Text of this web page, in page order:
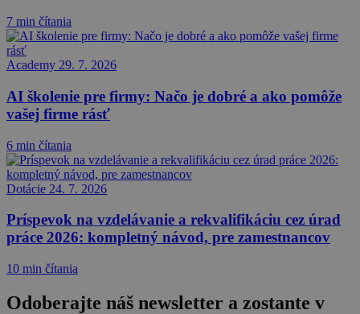
7 min čítania
Academy 29. 7. 2026
AI školenie pre firmy: Načo je dobré a ako pomôže
vašej firme rásť
6 min čítania
Dotácie 24. 7. 2026
Príspevok na vzdelávanie a rekvalifikáciu cez úrad
práce 2026: kompletný návod, pre zamestnancov
10 min čítania
Odoberajte náš newsletter a zostante v